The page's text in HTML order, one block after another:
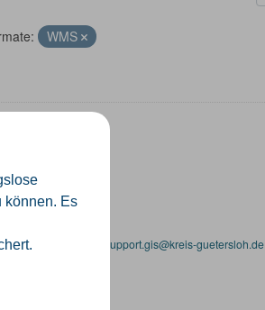
können. Es
WMS
Gütersloh
unter: support.gis@kreis-guetersloh.de